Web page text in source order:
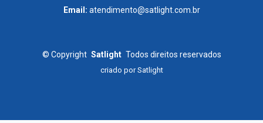
Email: atendimento@satlight.com.br
© Copyright Satlight Todos direitos reservados
criado porSatlight